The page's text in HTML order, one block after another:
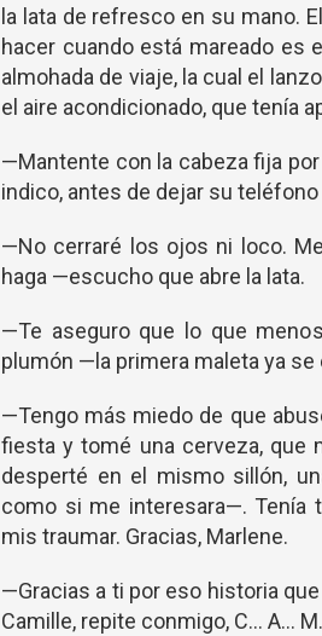
la lata de refresco en su mano.
hacer cuando está mareado es
almohada de viaje, la cual el
el aire acondicionado, que tenía
—Mantente con la cabeza fija
indico, antes de dejar su
—No cerraré los ojos ni loco.
haga —escucho que abre la lata.
—Te aseguro que lo que
plumón —la primera maleta ya se
—Tengo más miedo de que
fiesta y tomé una cerveza, que
desperté en el mismo sillón,
como si me interesara—. Tenía
mis traumar. Gracias, Marlene.
—Gracias a ti por eso historia
Camille, repite conmigo, C... A...